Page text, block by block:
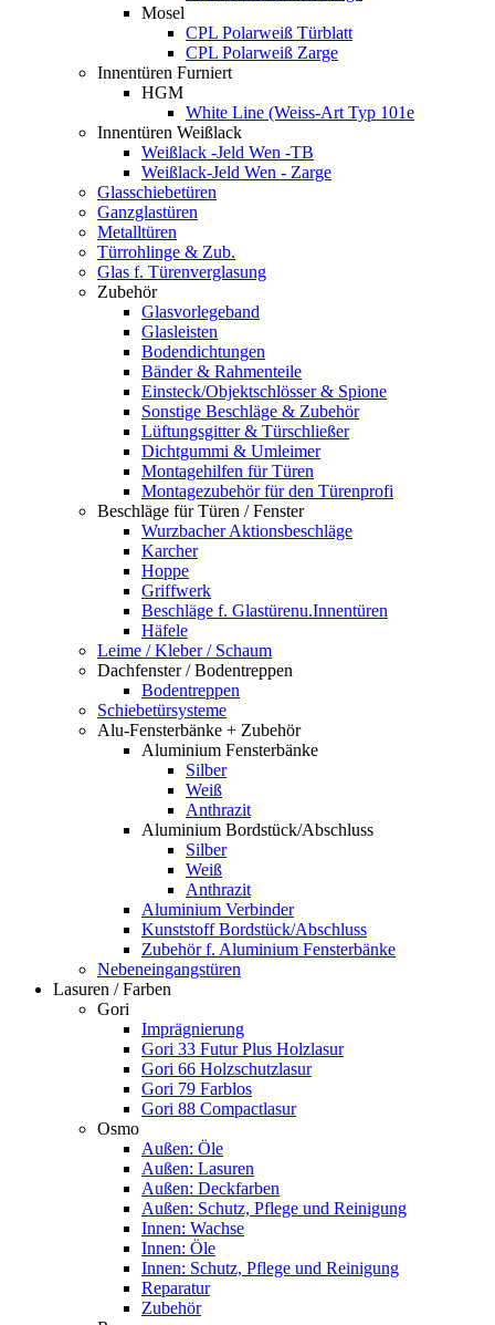
Mosel
CPL Polarweiß Türblatt
CPL Polarweiß Zarge
Innentüren Furniert
HGM
White Line (Weiss-Art Typ 101e
Innentüren Weißlack
Weißlack -Jeld Wen -TB
Weißlack-Jeld Wen - Zarge
Glasschiebetüren
Ganzglastüren
Metalltüren
Türrohlinge & Zub.
Glas f. Türenverglasung
Zubehör
Glasvorlegeband
Glasleisten
Bodendichtungen
Bänder & Rahmenteile
Einsteck/Objektschlösser & Spione
Sonstige Beschläge & Zubehör
Lüftungsgitter & Türschließer
Dichtgummi & Umleimer
Montagehilfen für Türen
Montagezubehör für den Türenprofi
Beschläge für Türen / Fenster
Wurzbacher Aktionsbeschläge
Karcher
Hoppe
Griffwerk
Beschläge f. Glastürenu.Innentüren
Häfele
Leime / Kleber / Schaum
Dachfenster / Bodentreppen
Bodentreppen
Schiebetürsysteme
Alu-Fensterbänke + Zubehör
Aluminium Fensterbänke
Silber
Weiß
Anthrazit
Aluminium Bordstück/Abschluss
Silber
Weiß
Anthrazit
Aluminium Verbinder
Kunststoff Bordstück/Abschluss
Zubehör f. Aluminium Fensterbänke
Nebeneingangstüren
Lasuren / Farben
Gori
Imprägnierung
Gori 33 Futur Plus Holzlasur
Gori 66 Holzschutzlasur
Gori 79 Farblos
Gori 88 Compactlasur
Osmo
Außen: Öle
Außen: Lasuren
Außen: Deckfarben
Außen: Schutz, Pflege und Reinigung
Innen: Wachse
Innen: Öle
Innen: Schutz, Pflege und Reinigung
Reparatur
Zubehör